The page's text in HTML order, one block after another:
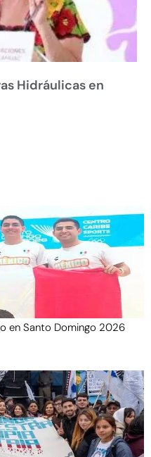
Hidráulicas en
en Santo Domingo 2026